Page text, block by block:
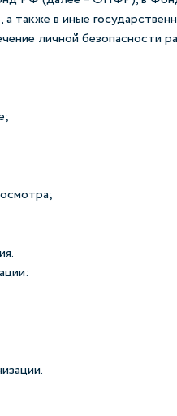
также в иные
личной безопасности